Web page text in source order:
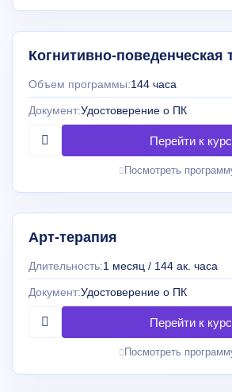
Когнитивно-поведенческая
Объем программы:144 часа
Документ:Удостоверение о ПК
Посмотреть
Арт-терапия
Длительность:1 месяц / 144 ак. часа
Документ:Удостоверение о ПК
Посмотреть